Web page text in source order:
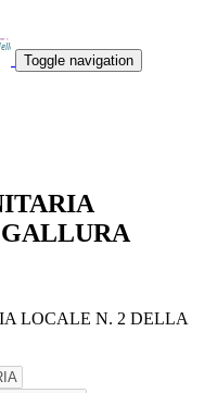
Toggle navigation
LOCALE N. 2 DELLA